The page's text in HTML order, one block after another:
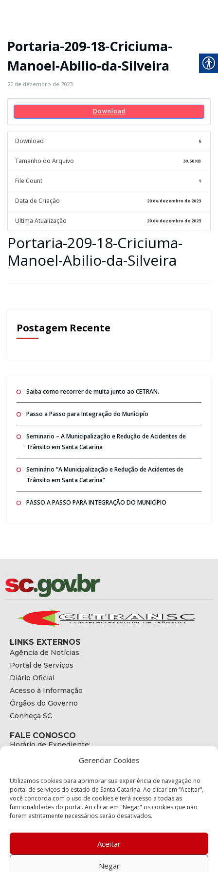
Gerenciar Cookies
Utilizamos cookies para aprimorar sua experiência de navegação no
portal de serviços do estado de Santa Catarina. Ao clicar em “Aceitar”,
você concorda com o uso de cookies e terá acesso a todas as
funcionalidades do portal. Ao clicar em "Negar" os cookies que não
forem estritamente necessários serão desativados.
Aceitar
Negar
Portaria-209-18-Criciuma-
Manoel-Abilio-da-Silveira
20 de dezembro de 2023
Download
Download 6
Tamanho do Arquivo 30.50 KB
File Count 1
Data de Criação 20 de dezembro de 2023
Ultima Atualização 20 de dezembro de 2023
Portaria-209-18-Criciuma-
Manoel-Abilio-da-Silveira
Postagem Recente
Saiba como recorrer de multa junto ao CETRAN.
Passo a Passo para Integração do Municipío
Seminario – A Municipalização e Redução de Acidentes de
Trânsito em Santa Catarina
Seminário “A Municipalização e Redução de Acidentes de
Trânsito em Santa Catarina”
PASSO A PASSO PARA INTEGRAÇÃO DO MUNICÍPIO
LINKS EXTERNOS
Agência de Notícias
Portal de Serviços
Diário Oficial
Acesso à Informação
Órgãos do Governo
Conheça SC
FALE CONOSCO
Horário de Expediente:
E-mail:
secretariaexecutiva@cetran.sc.gov.br
ENDEREÇO
Endereço:
Bairro:
Coqueiros, Florianópolis SC
88.080-160